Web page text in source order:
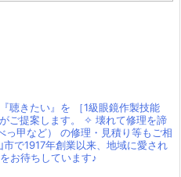
聴きたい』を ［1級眼鏡作製技能
ご提案します。
✧ 壊れて修理を諦
甲など）
の修理・見積り等もご相
市で1917年創業以来、地域に愛され
お待ちしています♪